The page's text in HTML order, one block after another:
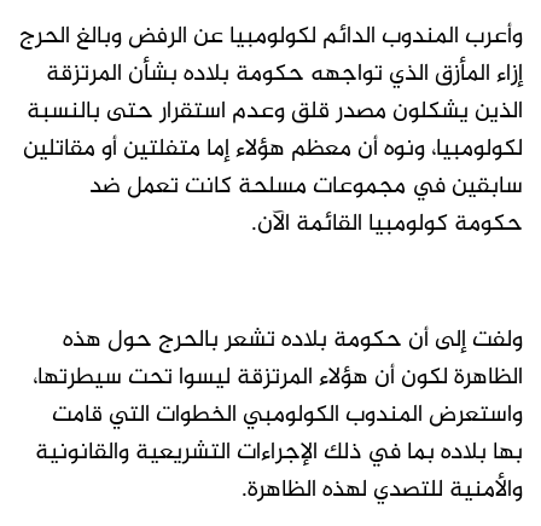
وأعرب المندوب الدائم لكولومبيا عن الرفض وبالغ الحرج
إزاء المأزق الذي تواجهه حكومة بلاده بشأن المرتزقة
الذين يشكلون مصدر قلق وعدم استقرار حتى بالنسبة
لكولومبيا، ونوه أن معظم هؤلاء إما متفلتين أو مقاتلين
سابقين في مجموعات مسلحة كانت تعمل ضد
حكومة كولومبيا القائمة الآن.
ولفت إلى أن حكومة بلاده تشعر بالحرج حول هذه
الظاهرة لكون أن هؤلاء المرتزقة ليسوا تحت سيطرتها،
واستعرض المندوب الكولومبي الخطوات التي قامت
بها بلاده بما في ذلك الإجراءات التشريعية والقانونية
والأمنية للتصدي لهذه الظاهرة.